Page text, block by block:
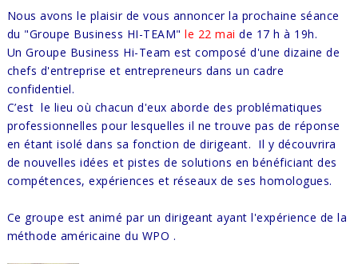
Nous avons le plaisir de vous annoncer la prochaine séance
du "Groupe Business HI-TEAM" le 22 maide 17 h à 19h.
Un Groupe Business Hi-Team est composé d'une dizaine de
chefs d'entreprise et entrepreneurs dans un cadre
confidentiel.
C’est le lieu où chacun d'eux aborde des problématiques
professionnelles pour lesquelles il ne trouve pas de réponse
en étant isolé dans sa fonction de dirigeant. Il y découvrira
de nouvelles idées et pistes de solutions en bénéficiant des
compétences, expériences et réseaux de ses homologues.
Ce groupe est animé par un dirigeant ayant l'expérience de la
méthode américaine du WPO .